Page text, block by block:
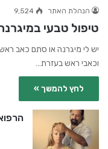
הנהלת האתר 9,524
טיפול טבעי
יש לי מיגרנה או סתם כאב
וכאבי ראש בעזרת…
לחץ להמשך »